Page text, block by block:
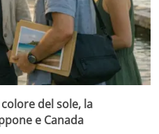
del sole, la
e Canada